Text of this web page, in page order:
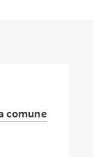
comune